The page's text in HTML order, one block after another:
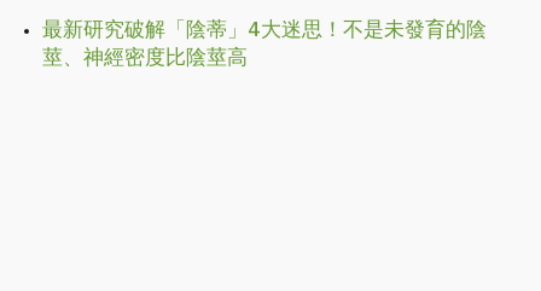
最新研究破解「陰蒂」4大迷思！不是未發育的陰
莖、神經密度比陰莖高